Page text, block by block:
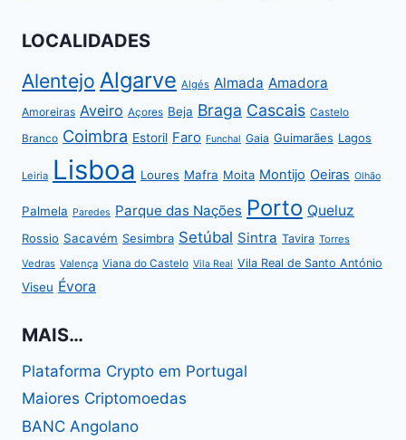
LOCALIDADES
Alentejo Algarve Algés Almada Amadora
Amoreiras Aveiro Açores Beja Braga Cascais Castelo
Branco Coimbra Estoril Faro Funchal Gaia Guimarães Lagos
Leiria Lisboa Loures Mafra Moita Montijo Oeiras Olhão
Palmela Paredes Parque das Nações Porto Queluz
Rossio Sacavém Sesimbra Setúbal Sintra Tavira Torres
Vedras Valença Viana do Castelo Vila Real Vila Real de Santo António
Viseu Évora
MAIS…
Plataforma Crypto em Portugal
Maiores Criptomoedas
BANC Angolano